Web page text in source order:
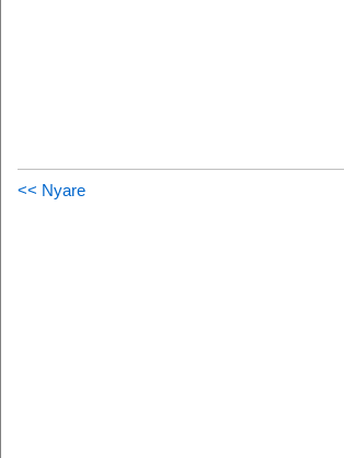
<< Nyare